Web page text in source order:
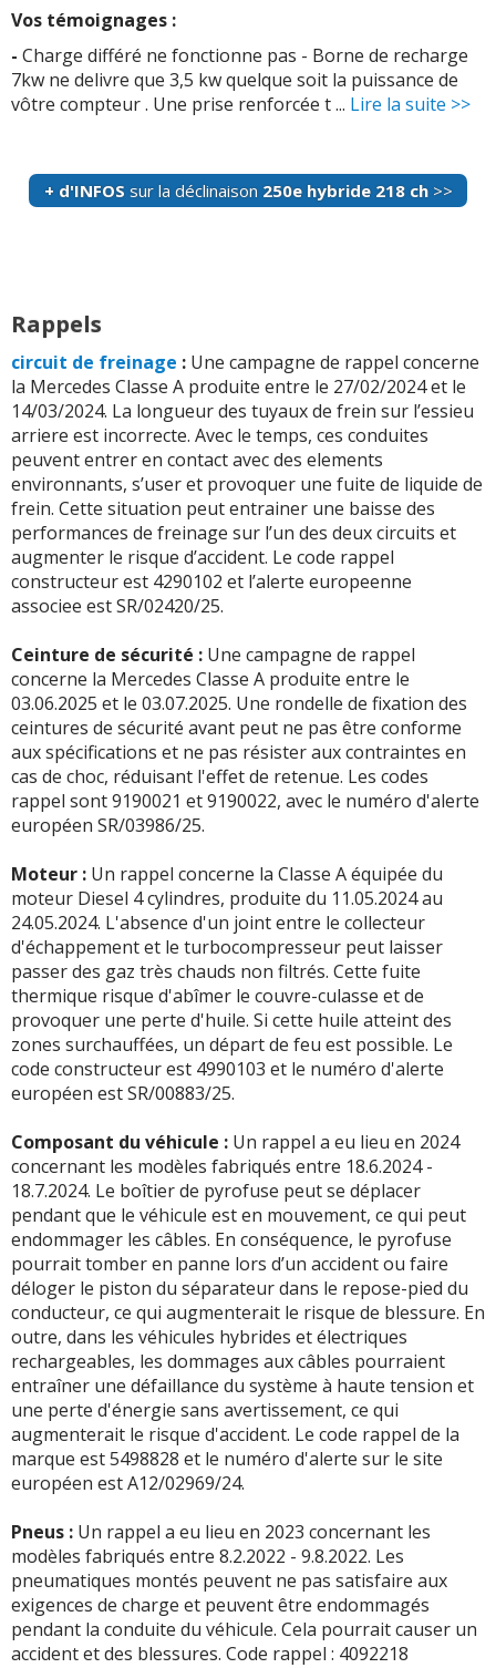
Vos témoignages :
- Charge différé ne fonctionne pas - Borne de recharge
7kw ne delivre que 3,5 kw quelque soit la puissance de
vôtre compteur . Une prise renforcée t ... Lire la suite >>
+ d'INFOSsur la déclinaison 250e hybride 218 ch>>
Rappels
circuit de freinage : Une campagne de rappel concerne
la Mercedes Classe A produite entre le 27/02/2024 et le
14/03/2024. La longueur des tuyaux de frein sur l’essieu
arriere est incorrecte. Avec le temps, ces conduites
peuvent entrer en contact avec des elements
environnants, s’user et provoquer une fuite de liquide de
frein. Cette situation peut entrainer une baisse des
performances de freinage sur l’un des deux circuits et
augmenter le risque d’accident. Le code rappel
constructeur est 4290102 et l’alerte europeenne
associee est SR/02420/25.
Ceinture de sécurité : Une campagne de rappel
concerne la Mercedes Classe A produite entre le
03.06.2025 et le 03.07.2025. Une rondelle de fixation des
ceintures de sécurité avant peut ne pas être conforme
aux spécifications et ne pas résister aux contraintes en
cas de choc, réduisant l'effet de retenue. Les codes
rappel sont 9190021 et 9190022, avec le numéro d'alerte
européen SR/03986/25.
Moteur : Un rappel concerne la Classe A équipée du
moteur Diesel 4 cylindres, produite du 11.05.2024 au
24.05.2024. L'absence d'un joint entre le collecteur
d'échappement et le turbocompresseur peut laisser
passer des gaz très chauds non filtrés. Cette fuite
thermique risque d'abîmer le couvre-culasse et de
provoquer une perte d'huile. Si cette huile atteint des
zones surchauffées, un départ de feu est possible. Le
code constructeur est 4990103 et le numéro d'alerte
européen est SR/00883/25.
Composant du véhicule : Un rappel a eu lieu en 2024
concernant les modèles fabriqués entre 18.6.2024 -
18.7.2024. Le boîtier de pyrofuse peut se déplacer
pendant que le véhicule est en mouvement, ce qui peut
endommager les câbles. En conséquence, le pyrofuse
pourrait tomber en panne lors d’un accident ou faire
déloger le piston du séparateur dans le repose-pied du
conducteur, ce qui augmenterait le risque de blessure. En
outre, dans les véhicules hybrides et électriques
rechargeables, les dommages aux câbles pourraient
entraîner une défaillance du système à haute tension et
une perte d'énergie sans avertissement, ce qui
augmenterait le risque d'accident. Le code rappel de la
marque est 5498828 et le numéro d'alerte sur le site
européen est A12/02969/24.
Pneus : Un rappel a eu lieu en 2023 concernant les
modèles fabriqués entre 8.2.2022 - 9.8.2022. Les
pneumatiques montés peuvent ne pas satisfaire aux
exigences de charge et peuvent être endommagés
pendant la conduite du véhicule. Cela pourrait causer un
accident et des blessures. Code rappel : 4092218